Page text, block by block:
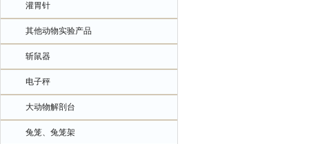
灌胃针
其他动物实验产品
斩鼠器
电子秤
大动物解剖台
兔笼、兔笼架